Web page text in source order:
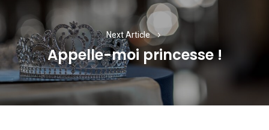
Next Article
Next
post:
Appelle-moi princesse !